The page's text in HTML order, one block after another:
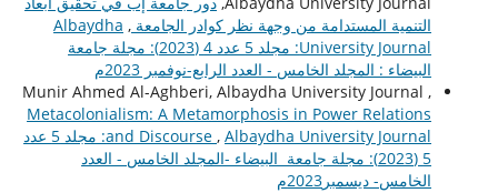
التنمية المستدامة من وجهة نظر كوادر الجامعة ,
Albaydha
University Journal: مجلد 5 عدد 4 (2023): مجلة جامعة
البيضاء : المجلد الخامس - العدد الرابع-نوفمبر 2023م
Munir Ahmed Al-Aghberi, Albaydha University Journal ,
Metacolonialism: A Metamorphosis in Power Relations
and Discourse,
Albaydha University Journal: مجلد 5 عدد
5 (2023): مجلة جامعة البيضاء -المجلد الخامس - العدد
الخامس- ديسمبر2023م